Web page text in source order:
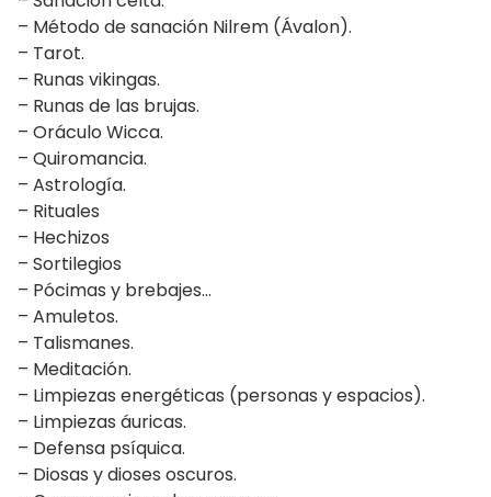
– Método de sanación Nilrem (Ávalon).
– Tarot.
– Runas vikingas.
– Runas de las brujas.
– Oráculo Wicca.
– Quiromancia.
– Astrología.
– Rituales
– Hechizos
– Sortilegios
– Pócimas y brebajes…
– Amuletos.
– Talismanes.
– Meditación.
– Limpiezas energéticas (personas y espacios).
– Limpiezas áuricas.
– Defensa psíquica.
– Diosas y dioses oscuros.